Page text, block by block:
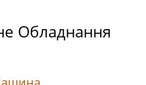
Обладнання